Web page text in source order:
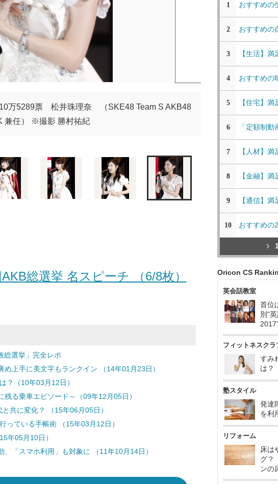
万5289票 松井珠理奈 （SKE48 Team S AKB48
兼任） ※撮影 勝村祐紀
総選挙 名スピーチ （6/8枚）
総選挙」完全レポ
め上手に美文字もランクイン （14年01月23日）
？（10年03月12日）
る乗車エピソード～（09年12月05日）
共に変化？ （15年06月05日）
っている手帳術 （15年03月12日）
年05月10日）
「スマホ利用」も対象に （11年10月14日）
1 おすすめの
2 おすすめの
3 【生活】
4 おすすめの
5 【住宅】
6 「定額制
7 【人材】
8 【金融】
9 【通信】
10 おすすめの
Oricon CS
英会話教室
首位
別“
フィットネスクラ
すみ
は？
塾スタイル
発達
を利
リフォーム
床は
グ？
ンの